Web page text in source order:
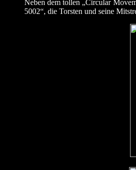
Neben dem tollen „Circular
5002“, die Torsten und seine